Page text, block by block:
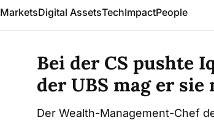
MarketsDigital AssetsTechImpactPeople
Bei der CS pushte
der UBS mag er
Der Wealth-Management-Chef